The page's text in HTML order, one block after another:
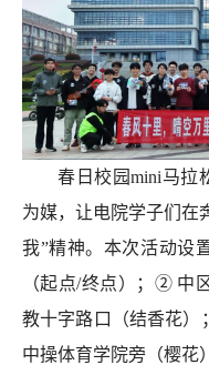
春日校园mini马拉
为媒，让电院学子们在
我”精神。 本次活动设
（起点/终点） ； ② 中
教十字路口（结香花）
；
中操体育学院旁（樱花）